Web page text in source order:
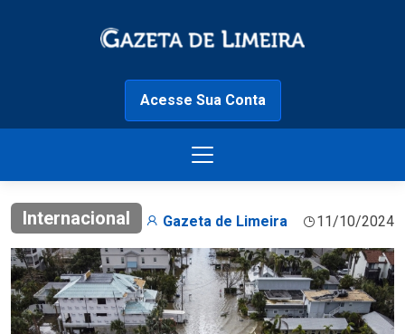
Acesse Sua Conta
Internacional Gazeta de Limeira 11/10/2024